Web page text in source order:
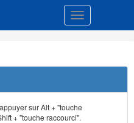
Toggle
sur Alt + "touche
+ "touche raccourci".